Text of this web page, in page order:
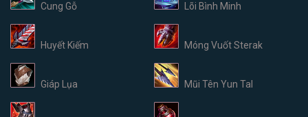
Cung Gỗ Lõi Bình Minh
Huyết Kiếm Móng Vuốt Sterak
Giáp Lụa Mũi Tên Yun Tal